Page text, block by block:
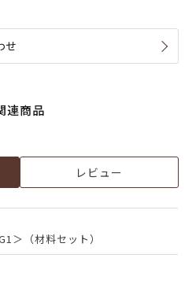
せ
連商品
レビュー
＞（材料セット）